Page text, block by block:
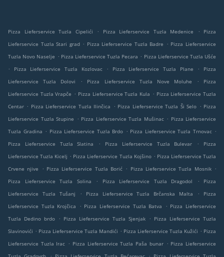
Pizza Lieferservice Tuzla Cipelići . Pizza Lieferservice Tuzla Medenice .
Pizza
Lieferservice Tuzla Stari grad . Pizza Lieferservice Tuzla Badre . Pizza Lieferservice
Tuzla Novo Naselje . Pizza Lieferservice Tuzla Pecara . Pizza Lieferservice Tuzla Ušće
.
Pizza Lieferservice Tuzla Kozlovac . Pizza Lieferservice Tuzla Plane .
Pizza
Lieferservice Tuzla Dolovi
. Pizza Lieferservice Tuzla Nove Moluhe .
Pizza
Lieferservice Tuzla Vrapče . Pizza Lieferservice Tuzla Kula . Pizza Lieferservice Tuzla
Centar . Pizza Lieferservice Tuzla Ilinčica . Pizza Lieferservice Tuzla Ši Selo . Pizza
Lieferservice Tuzla Stupine
. Pizza Lieferservice Tuzla Mušinac . Pizza Lieferservice
Tuzla Gradina . Pizza Lieferservice Tuzla Brdo . Pizza Lieferservice Tuzla Trnovac .
Pizza Lieferservice Tuzla Slatina
. Pizza Lieferservice Tuzla Bulevar .
Pizza
Lieferservice Tuzla Kicelj . Pizza Lieferservice Tuzla Kojšino . Pizza Lieferservice Tuzla
Crvene njive
. Pizza Lieferservice Tuzla Borić . Pizza Lieferservice Tuzla Mosnik .
Pizza Lieferservice Tuzla Solina
. Pizza Lieferservice Tuzla Dragodol .
Pizza
Lieferservice Tuzla Tušanj
. Pizza Lieferservice Tuzla Brčanska Malta .
Pizza
Lieferservice Tuzla Krojčica
. Pizza Lieferservice Tuzla Batva . Pizza Lieferservice
Tuzla Dedino brdo
. Pizza Lieferservice Tuzla Sjenjak . Pizza Lieferservice Tuzla
Slavinovići . Pizza Lieferservice Tuzla Mandići . Pizza Lieferservice Tuzla Kužići . Pizza
Lieferservice Tuzla Irac . Pizza Lieferservice Tuzla Paša bunar . Pizza Lieferservice
. .